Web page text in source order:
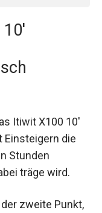
Itiwit X100 10'
Einsteigern die
Stunden
träge wird.
zweite Punkt,